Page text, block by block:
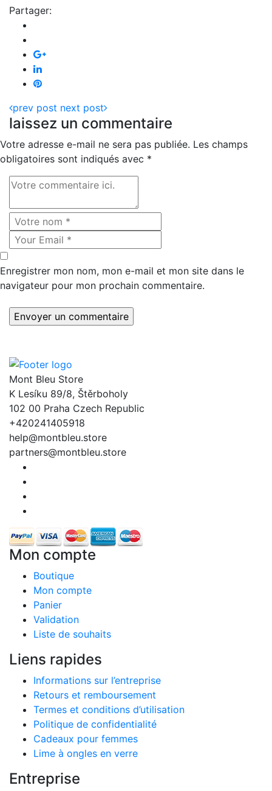
Partager:
prev post next post
laissez un commentaire
Votre adresse e-mail ne sera pas publiée. Les champs
obligatoires sont indiqués avec *
Enregistrer mon nom, mon e-mail et mon site dans le
navigateur pour mon prochain commentaire.
Mont Bleu Store
K Lesíku 89/8, Štěrboholy
102 00 Praha Czech Republic
+420241405918
help@montbleu.store
partners@montbleu.store
Mon compte
Boutique
Mon compte
Panier
Validation
Liste de souhaits
Liens rapides
Informations sur l’entreprise
Retours et remboursement
Termes et conditions d’utilisation
Politique de confidentialité
Cadeaux pour femmes
Lime à ongles en verre
Entreprise